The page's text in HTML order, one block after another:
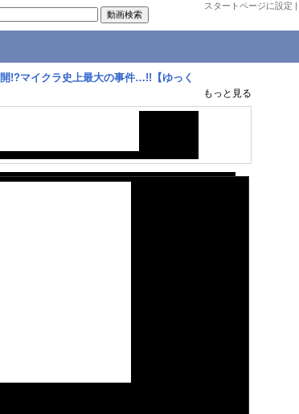
スタートページに設定 |
!?マイクラ史上最大の事件…!!【ゆっく
もっと見る